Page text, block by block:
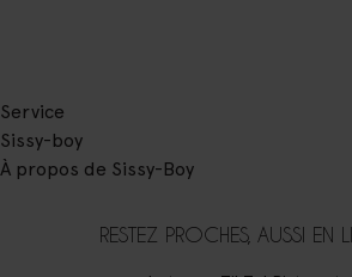
Service
Sissy-boy
À propos de Sissy-Boy
RESTEZ PROCHES, AUSSI EN